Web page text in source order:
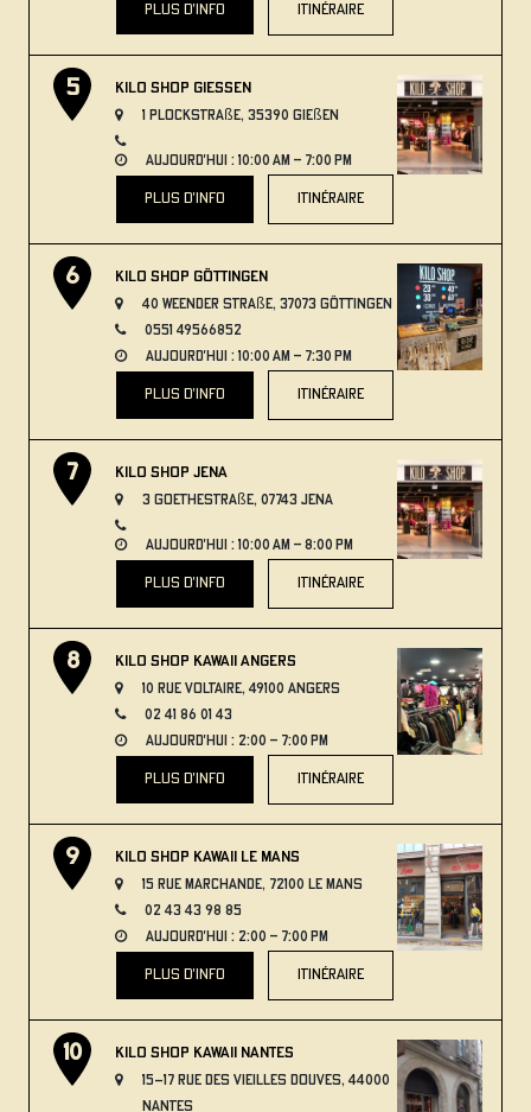
plus d'info itinéraire
Kilo Shop GIESSEN
1 Plockstraße, 35390 Gießen
aujourd'hui : 10:00 AM – 7:00 PM
plus d'info itinéraire
Kilo Shop Göttingen
40 Weender Straße, 37073 Göttingen
0551 49566852
aujourd'hui : 10:00 AM – 7:30 PM
plus d'info itinéraire
Kilo Shop Jena
3 Goethestraße, 07743 Jena
aujourd'hui : 10:00 AM – 8:00 PM
plus d'info itinéraire
Kilo Shop Kawaii Angers
10 rue Voltaire, 49100 Angers
02 41 86 01 43
aujourd'hui : 2:00 – 7:00 PM
plus d'info itinéraire
Kilo Shop Kawaii Le Mans
15 Rue Marchande, 72100 Le Mans
02 43 43 98 85
aujourd'hui : 2:00 – 7:00 PM
plus d'info itinéraire
Kilo Shop Kawaii Nantes
15-17 Rue des Vieilles Douves, 44000
Nantes